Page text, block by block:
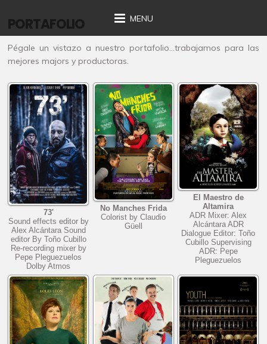
MENU
PORTAFOLIO
Pégale un vistazo a nuestro portafolio…trabajamos para las
mejores majors y productoras.
73'
Sound effects editor by
Alex Alcántara Sound
editor By Toño Cubillo
Re-recording mixer by
Pepe Pleguezuelos
Dolby Atmos
No Manches Frida
Colorist by Claudio
Güell
El Maestro de
Altamira
ADR Mixer: Alex
Alcántara ADR
Dialogue Editor: Toño
Cubillo Supervising
ADR: Pepe
Pleguezuelos